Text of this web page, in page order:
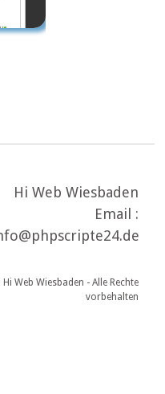
Hi Web Wiesbaden
Email :
Web Wiesbaden - Alle Rechte
vorbehalten